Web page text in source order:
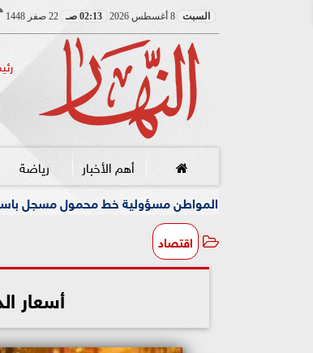
السبت 8 أغسطس 2026 02:13 صـ 22 صفر 1448
هـ
أهم الأخبار رياضة
مسؤولية خط محمول مسجل باسمه ولا يخصه اولا
اقتصاد
أسعار الذهب